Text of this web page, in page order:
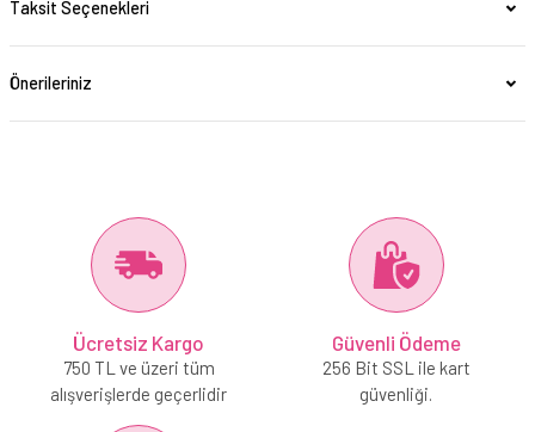
Taksit Seçenekleri
Önerileriniz
Ücretsiz Kargo
750 TL ve üzeri tüm
alışverişlerde geçerlidir
Güvenli Ödeme
256 Bit SSL ile kart
güvenliği.